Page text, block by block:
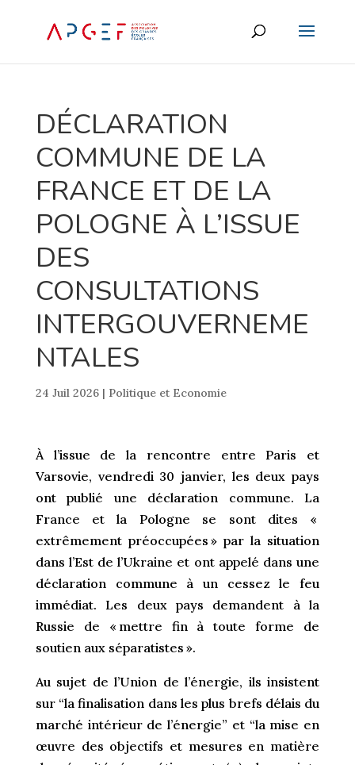
DÉCLARATION
COMMUNE DE LA
FRANCE ET DE LA
POLOGNE À L’ISSUE
DES
CONSULTATIONS
INTERGOUVERNEME
NTALES
24 Juil 2026| Politique et Economie
À l’issue de la rencontre entre Paris et
Varsovie, vendredi 30 janvier, les deux pays
ont publié une déclaration commune. La
France et la Pologne se sont dites «
extrêmement préoccupées » par la situation
dans l’Est de l’Ukraine et ont appelé dans une
déclaration commune à un cessez le feu
immédiat. Les deux pays demandent à la
Russie de « mettre fin à toute forme de
soutien aux séparatistes ».
Au sujet de l’Union de l’énergie, ils insistent
sur “la finalisation dans les plus brefs délais du
marché intérieur de l’énergie” et “la mise en
œuvre des objectifs et mesures en matière